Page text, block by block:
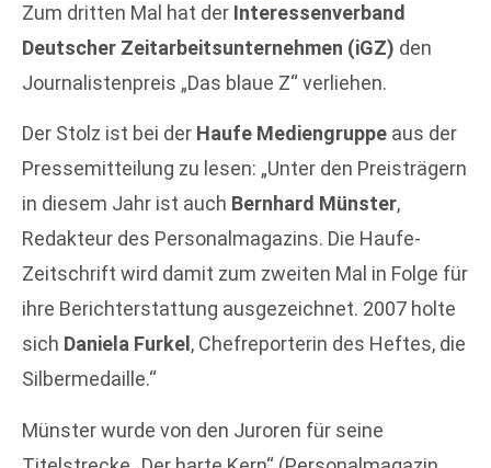
Zum dritten Mal hat der Interessenverband
Deutscher Zeitarbeitsunternehmen (iGZ) den
Journalistenpreis „Das blaue Z“ verliehen.
Der Stolz ist bei der Haufe Mediengruppe aus der
Pressemitteilung zu lesen: „Unter den Preisträgern
in diesem Jahr ist auch Bernhard Münster,
Redakteur des Personalmagazins. Die Haufe-
Zeitschrift wird damit zum zweiten Mal in Folge für
ihre Berichterstattung ausgezeichnet. 2007 holte
sich Daniela Furkel , Chefreporterin des Heftes, die
Silbermedaille.“
Münster wurde von den Juroren für seine